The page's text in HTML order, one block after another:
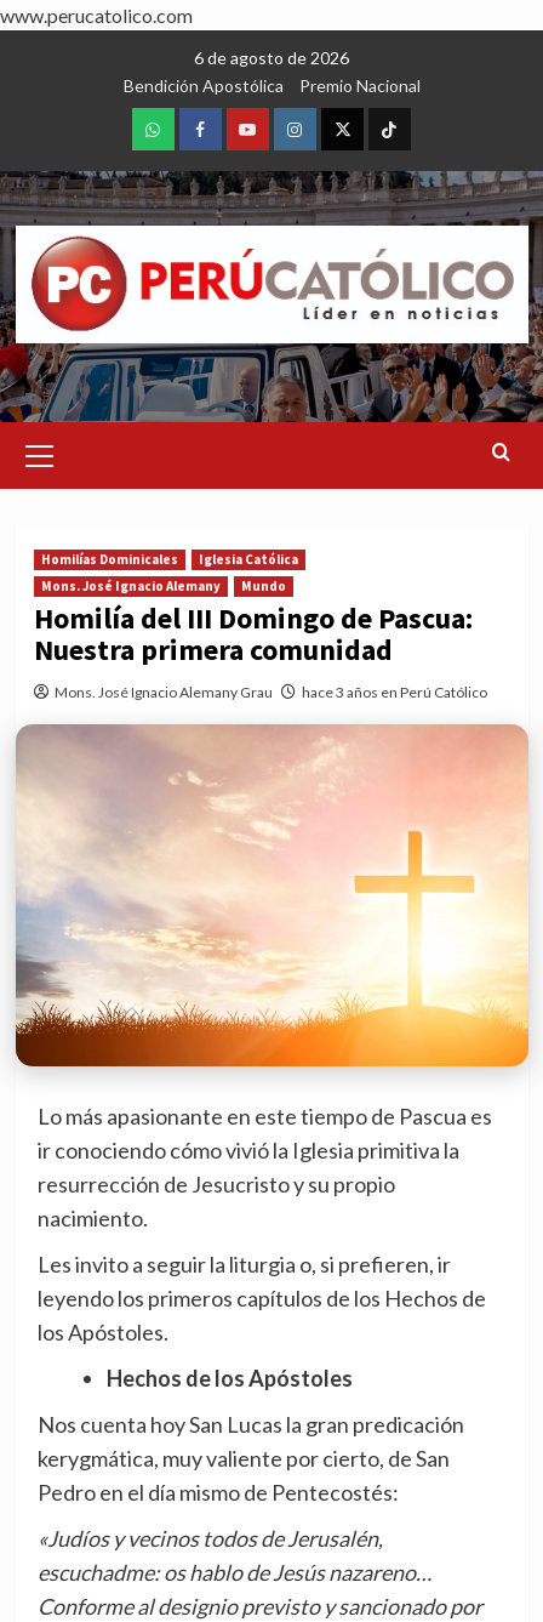
www.perucatolico.com
6 de agosto de 2026
Bendición Apostólica
Premio Nacional
WhatsAppFacebookYoutubeInstagram
X TikTok
Menu
Homilías Dominicales
Iglesia Católica
Mons. José Ignacio Alemany
Mundo
Homilía del III Domingo de Pascua:
Nuestra primera comunidad
Mons. José Ignacio Alemany Grau hace 3 años en Perú Católico
Lo más apasionante en este tiempo de Pascua es
ir conociendo cómo vivió la Iglesia primitiva la
resurrección de Jesucristo y su propio
nacimiento.
Les invito a seguir la liturgia o, si prefieren, ir
leyendo los primeros capítulos de los Hechos de
los Apóstoles.
Hechos de los Apóstoles
Nos cuenta hoy San Lucas la gran predicación
kerygmática, muy valiente por cierto, de San
Pedro en el día mismo de Pentecostés:
«Judíos y vecinos todos de Jerusalén,
escuchadme: os hablo de Jesús nazareno…
Conforme al designio previsto y sancionado por